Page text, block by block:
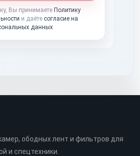
Вы принимаете Политику
и даёте согласие на
данных.
ободных лент и фильтров для
и спецтехники.